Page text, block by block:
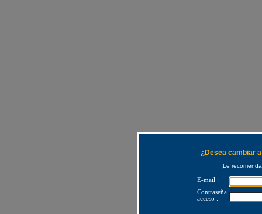
¿Desea cambiar
¡Le
E-mail :
Contraseña
acceso :